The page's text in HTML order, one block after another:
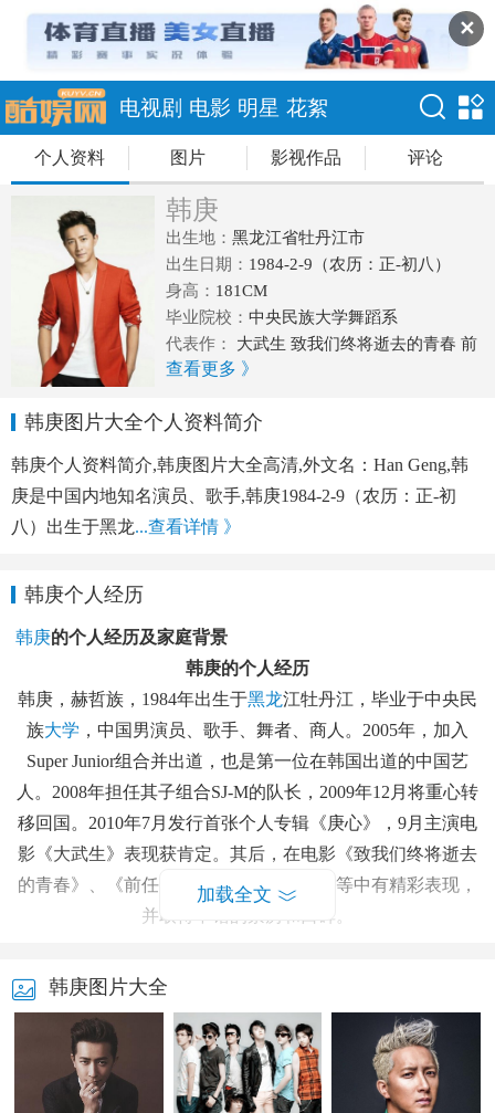
✕
电视剧 电影 明星 花絮
个人资料 图片 影视作品 评论
韩庚
出生地： 黑龙江省牡丹江市
出生日期： 1984-2-9（农历：正-初八）
身高： 181CM
毕业院校： 中央民族大学舞蹈系
代表作：
大武生 致我们终将逝去的青春 前
任攻略 万物生长 大话西游3
查看更多 》
韩庚图片大全个人资料简介
韩庚个人资料简介,韩庚图片大全高清,外文名：Han Geng,韩
庚是中国内地知名演员、歌手,韩庚1984-2-9（农历：正-初
八）出生于黑龙...查看详情 》
韩庚个人经历
韩庚的个人经历及家庭背景
韩庚的个人经历
韩庚，赫哲族，1984年出生于黑龙江牡丹江，毕业于中央民
族大学 ，中国男演员、歌手、舞者、商人。2005年，加入
Super Junior组合并出道，也是第一位在韩国出道的中国艺
人。2008年担任其子组合SJ-M的队长，2009年12月将重心转
移回国。2010年7月发行首张个人专辑《庚心》，9月主演电
影《大武生》表现获肯定。其后，在电影《致我们终将逝去
的青春》、《前任攻略》、《万物生长》等中有精彩表现，
并取得不错的票房和口碑。
加载全文
韩庚图片大全